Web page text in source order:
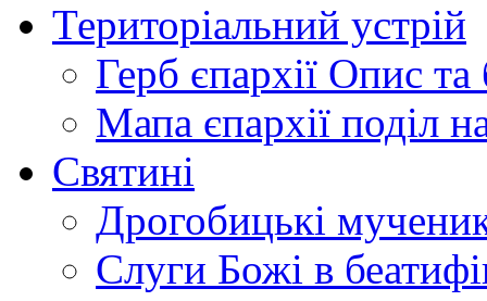
Територіальний устрій
Герб єпархії Опис та
Мапа єпархії поділ
Святині
Дрогобицькі
Слуги Божі в